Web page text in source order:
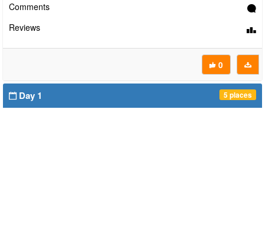
Comments
Reviews
0
Day 1 5 places